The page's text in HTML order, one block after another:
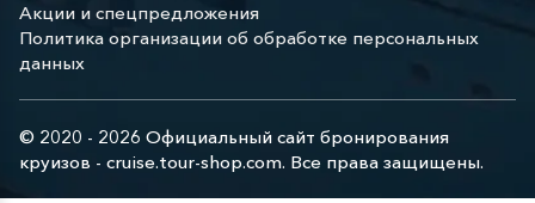
Акции и спецпредложения
Политика организации об обработке персональных
данных
© 2020 - 2026 Официальный сайт бронирования
круизов - cruise.tour-shop.com. Все права защищены.